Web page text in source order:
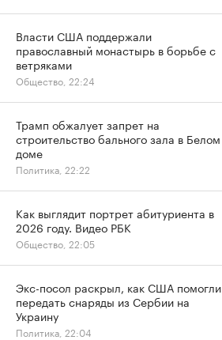
Власти США поддержали
православный монастырь в борьбе с
ветряками
Общество, 22:24
Трамп обжалует запрет на
строительство бального зала в Белом
доме
Политика, 22:22
Как выглядит портрет абитуриента в
2026 году. Видео РБК
Общество, 22:05
Экс-посол раскрыл, как США помогли
передать снаряды из Сербии на
Украину
Политика, 22:04